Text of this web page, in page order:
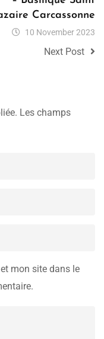
Carcassonne
10 November 2023
Next Post
Les champs
mon site dans le